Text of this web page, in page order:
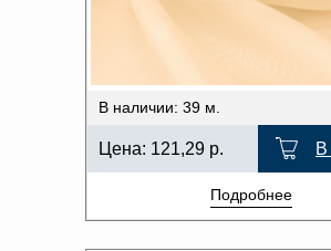
В наличии: 39 м.
Цена: 121,29 р. В
Подробнее